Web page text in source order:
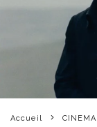
Accueil CINEMA